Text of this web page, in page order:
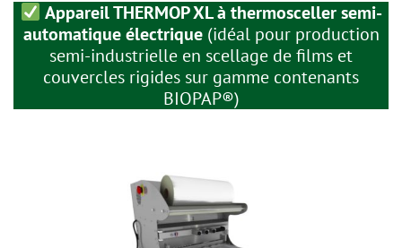
Appareil THERMOP XL à thermosceller semi-
automatique électrique(idéal pour production
semi-industrielle en scellage de films et
couvercles rigides sur gamme contenants
BIOPAP®)